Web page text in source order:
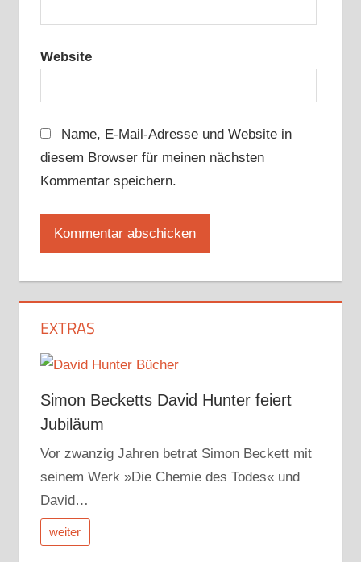
Website
Name, E-Mail-Adresse und Website in
diesem Browser für meinen nächsten
Kommentar speichern.
EXTRAS
Simon Becketts David Hunter feiert
Jubiläum
Vor zwanzig Jahren betrat Simon Beckett mit
seinem Werk »Die Chemie des Todes« und
David…
weiter